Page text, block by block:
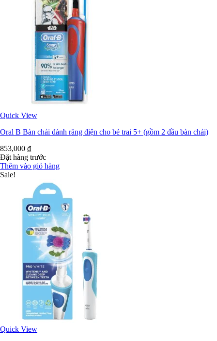
Quick View
Oral B Bàn chải đánh răng điện cho bé trai 5+ (gồm 2 đầu bàn chải)
853,000 ₫
Đặt hàng trước
Thêm vào giỏ hàng
Sale!
Quick View